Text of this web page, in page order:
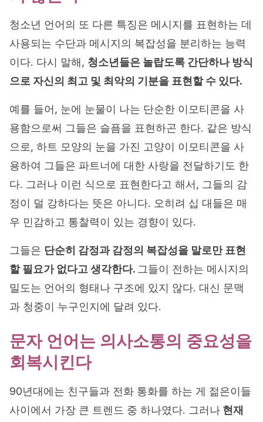
청소년 언어의 또 다른 특징은 메시지를 표현하는 데
사용되는 수단과 메시지의 복잡성을 분리하는 능력
이다. 다시 말해, 청소년들은 놀랍도록 간단하나 방식
으로 자신의 최고 및 최악의 기분을 표현할 수 있다.
예를 들어, 눈에 눈물이 나는 단순한 이모티콘을 사
용함으로써 그들은 슬픔을 표현하곤 한다. 같은 방식
으로, 하트 모양의 눈을 가진 고양이 이모티콘을 사
용하여 그들은 파트너에 대한 사랑을 전달하기도 한
다. 그러나 이런 식으로 표현한다고 해서, 그들의 감
정이 덜 강하다는 뜻은 아니다. 오히려 십 대들은 매
우 민감하고 통찰력이 있는 경향이 있다.
그들은 단순히 감정과 감정의 복잡성을 말로만 표현
할 필요가 없다고 생각한다. 그들이 전하는 메시지의
밀도는 언어의 형태나 구조에 있지 않다. 대신 문맥
과 청중이 누구인지에 달려 있다.
문자 언어는 의사소통의 중요성을
회복시킨다
90년대에는 친구들과 전화 통화를 하는 게 젊은이들
사이에서 가장 큰 트렌드 중 하나였다. 그러나 현재